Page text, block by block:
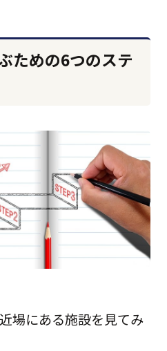
ための6つのステ
場にある施設を見てみ